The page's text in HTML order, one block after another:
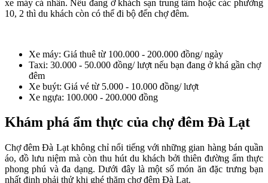
xe máy cá nhân. Nếu đang ở khách sạn trung tâm hoặc các phường
10, 2 thì du khách còn có thể đi bộ đến chợ đêm.
Xe máy: Giá thuê từ 100.000 - 200.000 đồng/ ngày
Taxi: 30.000 - 50.000 đồng/ lượt nếu bạn đang ở khá gần chợ
đêm
Xe buýt: Giá vé từ 5.000 - 10.000 đồng/ lượt
Xe ngựa: 100.000 - 200.000 đồng
Khám phá ẩm thực của chợ đêm Đà Lạt
Chợ đêm Đà Lạt không chỉ nổi tiếng với những gian hàng bán quần
áo, đồ lưu niệm mà còn thu hút du khách bởi thiên đường ẩm thực
phong phú và đa dạng. Dưới đây là một số món ăn đặc trưng bạn
nhất định phải thử khi ghé thăm chợ đêm Đà Lạt.